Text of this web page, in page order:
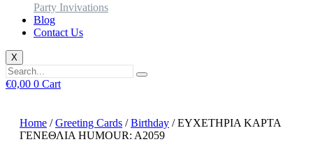
Party Invivations
Blog
Contact Us
X
€0,00 0 Cart
Home /Greeting Cards /Birthday / ΕΥΧΕΤΗΡΙΑ ΚΑΡΤΑ
ΓΕΝΕΘΛΙΑ HUMOUR: A2059